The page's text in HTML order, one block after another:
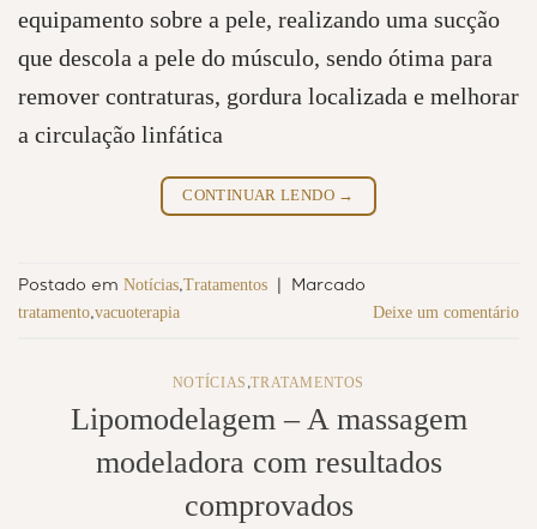
equipamento sobre a pele, realizando uma sucção
que descola a pele do músculo, sendo ótima para
remover contraturas, gordura localizada e melhorar
a circulação linfática
CONTINUAR LENDO →
Postado em Notícias,Tratamentos Marcado
tratamento,vacuoterapia Deixe um comentário
NOTÍCIAS ,TRATAMENTOS
Lipomodelagem – A massagem
modeladora com resultados
comprovados